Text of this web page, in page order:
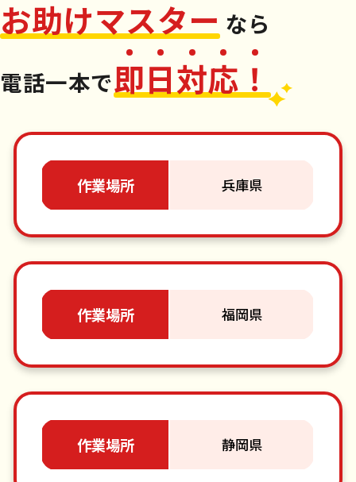
お助けマスター なら
電話一本で即日対応 ！
作業場所 兵庫県
作業場所 福岡県
作業場所 静岡県